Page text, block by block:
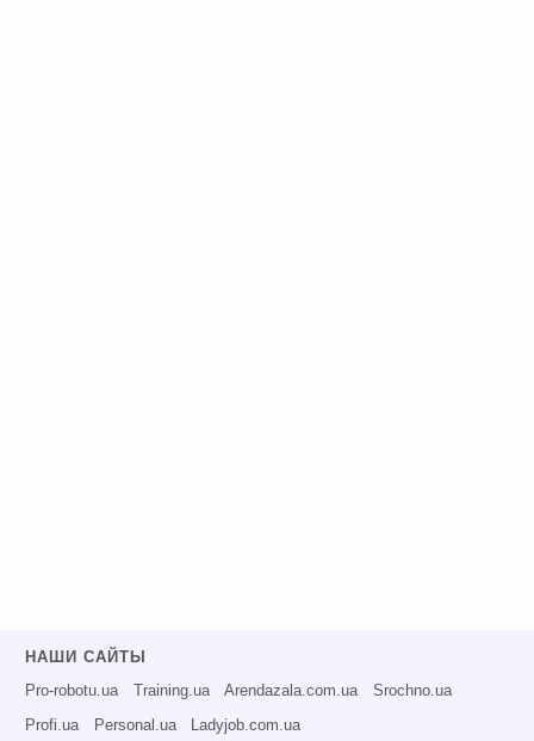
НАШИ САЙТЫ
Pro-robotu.ua Training.ua Arendazala.com.ua Srochno.ua
Profi.ua Personal.ua Ladyjob.com.ua